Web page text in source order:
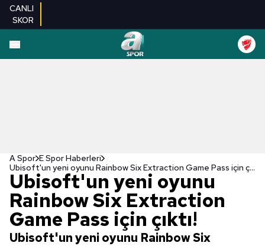
CANLI
SKOR
A Spor E Spor Haberleri
Ubisoft'un yeni oyunu Rainbow Six Extraction Game Pass için çıktı!
Ubisoft'un yeni oyunu
Rainbow Six Extraction
Game Pass için çıktı!
Ubisoft'un yeni oyunu Rainbow Six